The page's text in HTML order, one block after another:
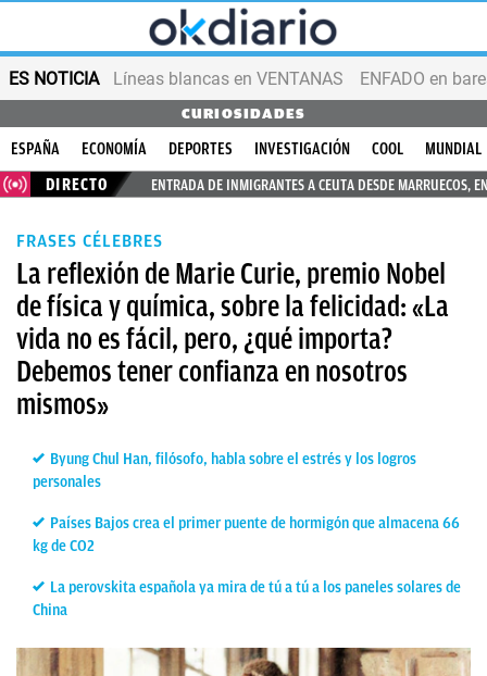
ES NOTICIA Líneas blancas en VENTANAS ENFADO en
CURIOSIDADES
ESPAÑA ECONOMÍA DEPORTES INVESTIGACIÓN COOL
MUNDIAL
DIRECTO
ENTRADA DE INMIGRANTES A CEUTA DESDE MARRUECOS,
FRASES CÉLEBRES
La reflexión de Marie Curie, premio Nobel
de física y química, sobre la felicidad: «La
vida no es fácil, pero, ¿qué importa?
Debemos tener confianza en nosotros
mismos»
Byung Chul Han, filósofo, habla sobre el estrés y los logros
personales
Países Bajos crea el primer puente de hormigón que almacena 66
kg de CO2
La perovskita española ya mira de tú a tú a los paneles solares de
China